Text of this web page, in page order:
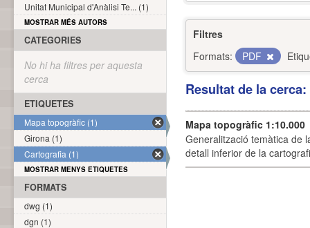
Filtres
Formats:
PDF
Resultat de la
Mapa topogràfic 1:10.000
Generalització temàtica de
detall inferior de la
Unitat Municipal d'Anàlisi Te... (1)
MOSTRAR MÉS AUTORS
CATEGORIES
No hi ha filtres per aquesta
cerca
ETIQUETES
Mapa topogràfic (1)
Girona (1)
Cartografia (1)
MOSTRAR MENYS ETIQUETES
FORMATS
dwg (1)
dgn (1)